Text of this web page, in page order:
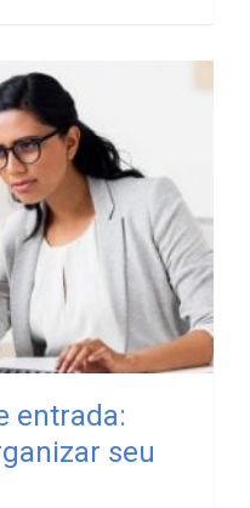
entrada:
seu